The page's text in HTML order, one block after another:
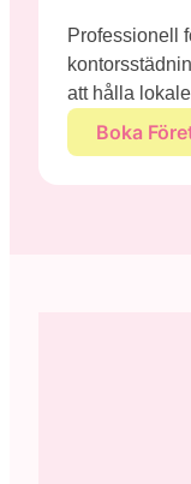
Professionell
att hålla
Boka